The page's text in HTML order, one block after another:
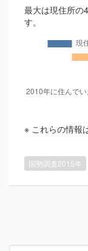
最大は現住所の
す。
※ これらの情報
国勢調査2015年
ナ